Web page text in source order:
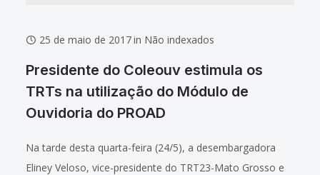
25 de maio de 2017in Não indexados
Presidente do Coleouv estimula os
TRTs na utilização do Módulo de
Ouvidoria do PROAD
Na tarde desta quarta-feira (24/5), a desembargadora
Eliney Veloso, vice-presidente do TRT23-Mato Grosso e